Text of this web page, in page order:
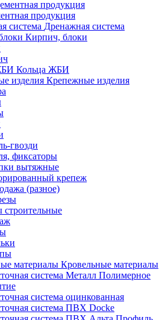
продукция
Дренажная система
Кирпич, блоки
Кольца ЖБИ
Крепежные изделия
гвозди
фиксаторы
вытяжные
крепеж
(разное)
строительные
Кровельные материалы
система Металл Полимерное
система оцинкованная
система ПВХ Docke